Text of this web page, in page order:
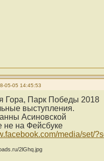
05-05 14:45:53
Гора, Парк Победы 2018
выступления.
Асиновской
не на Фейсбуке
media/set/